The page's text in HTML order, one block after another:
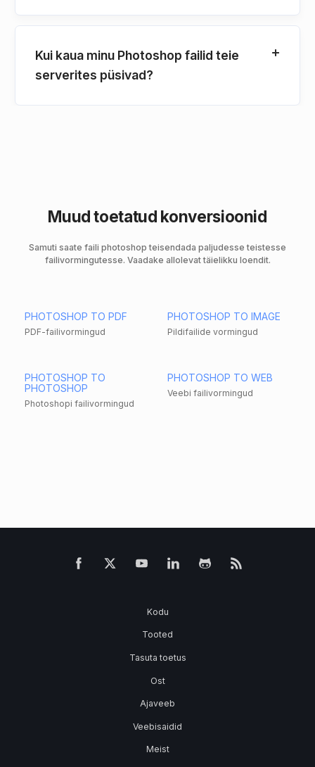
Kui kaua minu Photoshop failid teie
serverites püsivad?
Muud toetatud konversioonid
Samuti saate faili photoshop teisendada paljudesse teistesse
failivormingutesse. Vaadake allolevat täielikku loendit.
PHOTOSHOP TO PDF
PDF-failivormingud
PHOTOSHOP TO IMAGE
Pildifailide vormingud
PHOTOSHOP TO
PHOTOSHOP
Photoshopi failivormingud
PHOTOSHOP TO WEB
Veebi failivormingud
Kodu
Tooted
Tasuta toetus
Ost
Ajaveeb
Veebisaidid
Meist